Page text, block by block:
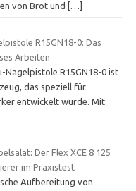
von Brot und
[…]
R15GN18-0: Das
Arbeiten
Nagelpistole R15GN18-0 ist
das speziell für
entwickelt wurde. Mit
Der Flex XCE 8 125
im Praxistest
Aufbereitung von